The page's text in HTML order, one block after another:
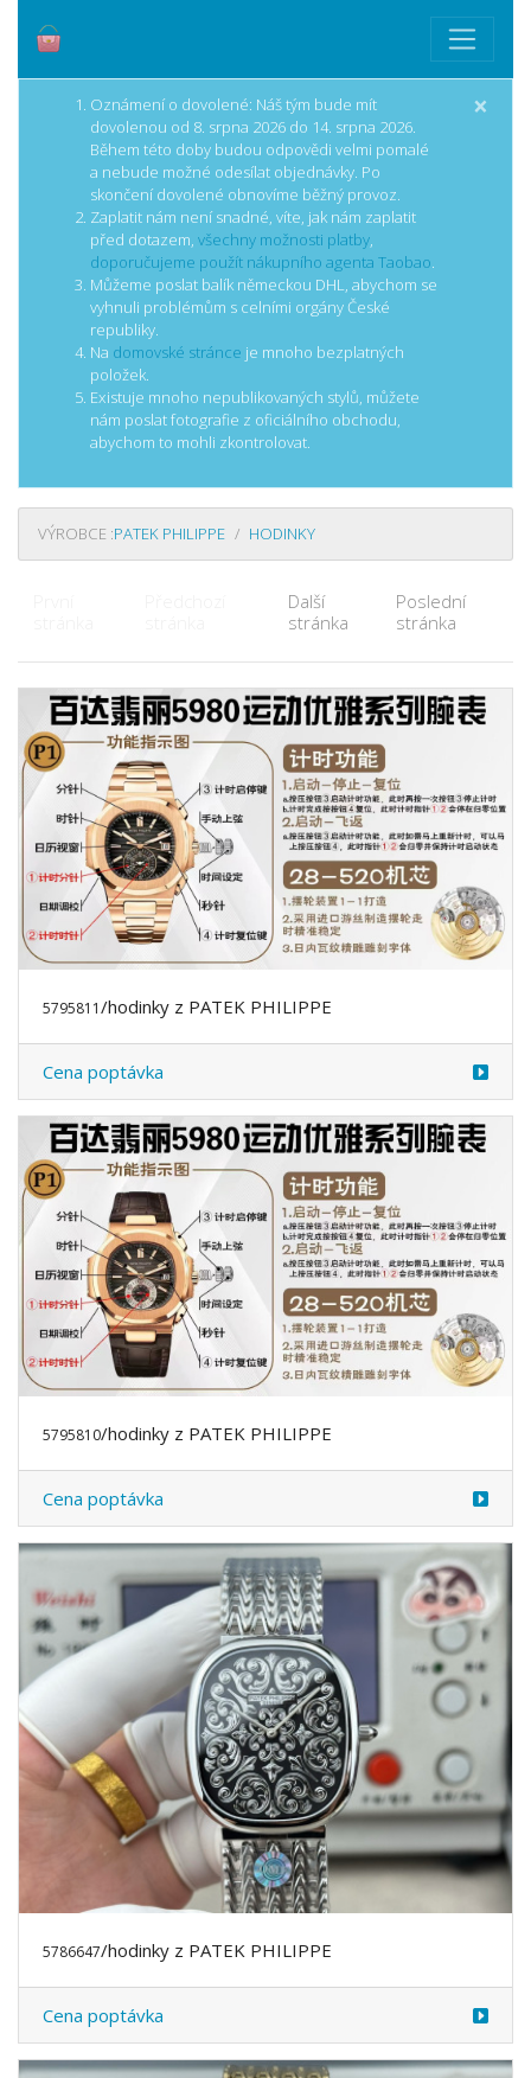
Oznámení o dovolené: Náš tým bude mít
dovolenou od 8. srpna 2026 do 14. srpna 2026.
Během této doby budou odpovědi velmi pomalé
a nebude možné odesílat objednávky. Po
skončení dovolené obnovíme běžný provoz.
Zaplatit nám není snadné, víte, jak nám zaplatit
před dotazem, všechny možnosti platby,
doporučujeme použít nákupního agenta Taobao.
Můžeme poslat balík německou DHL, abychom se
vyhnuli problémům s celními orgány České
republiky.
Na domovské stránce je mnoho bezplatných
položek.
Existuje mnoho nepublikovaných stylů, můžete
nám poslat fotografie z oficiálního obchodu,
abychom to mohli zkontrolovat.
×
VÝROBCE :PATEK PHILIPPE HODINKY
Další
stránka
Poslední
stránka
5795811/hodinky z PATEK PHILIPPE
Cena poptávka
5795810/hodinky z PATEK PHILIPPE
Cena poptávka
5786647/hodinky z PATEK PHILIPPE
Cena poptávka